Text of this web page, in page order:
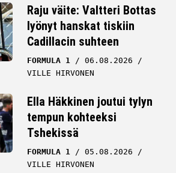
Raju väite: Valtteri Bottas
lyönyt hanskat tiskiin
Cadillacin suhteen
FORMULA 1
06.08.2026
VILLE HIRVONEN
Ella Häkkinen joutui tylyn
tempun kohteeksi
Tshekissä
FORMULA 1
05.08.2026
VILLE HIRVONEN